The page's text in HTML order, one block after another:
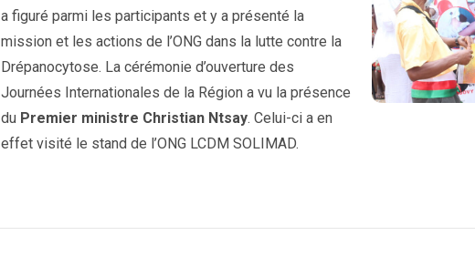
a figuré parmi les participants et y a présenté la
mission et les actions de l’ONG dans la lutte contre la
Drépanocytose. La cérémonie d’ouverture des
Journées Internationales de la Région a vu la présence
du Premier ministre Christian Ntsay. Celui-ci a en
effet visité le stand de l’ONG LCDM SOLIMAD.